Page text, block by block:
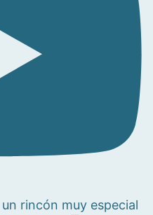
un rincón muy especial